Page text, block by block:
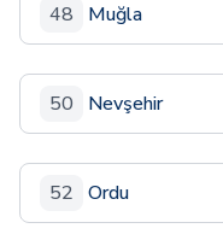
48 Muğla
50 Nevşehir
52 Ordu